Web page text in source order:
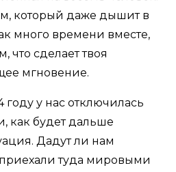
который даже дышит в
много времени вместе,
что сделает твоя
мгновение.
у нас отключилась
как будет дальше
Дадут ли нам
туда мировыми